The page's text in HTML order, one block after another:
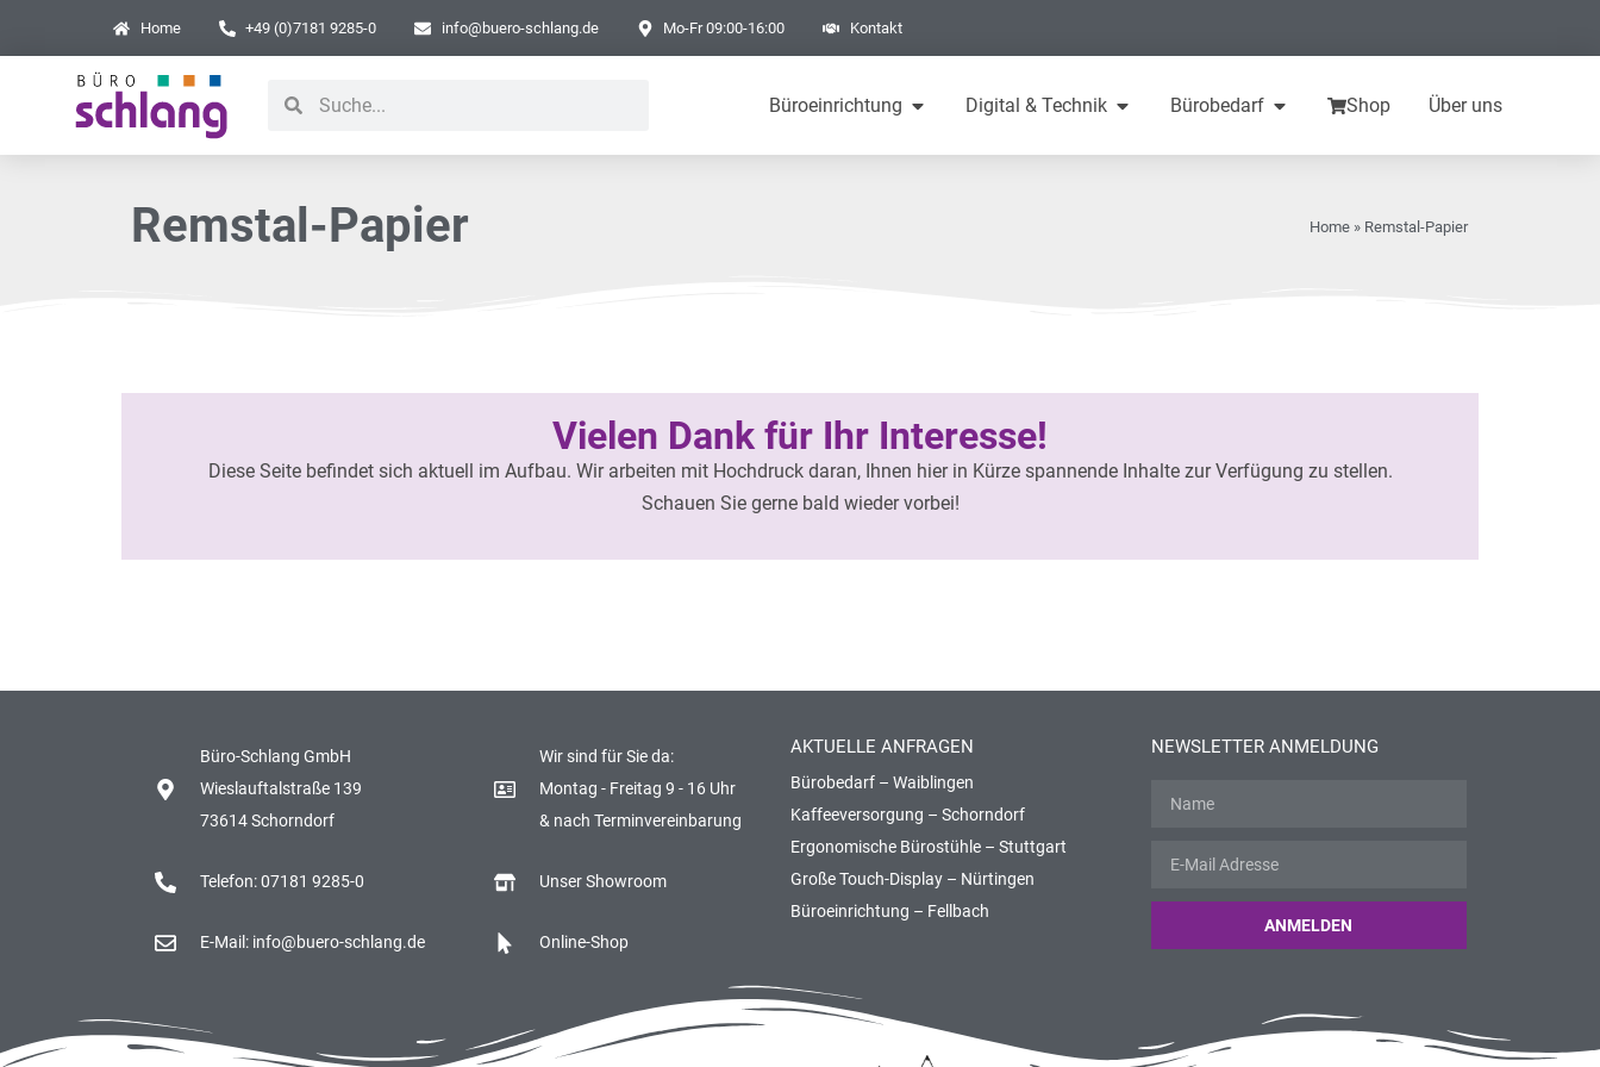
Home +49 (0)7181 9285-0 info@buero-schlang.de Mo-Fr 09:00-16:00 Kontakt
Büroeinrichtung Digital & Technik Bürobedarf Shop Über uns
Remstal-Papier Home » Remstal-Papier
Vielen Dank für Ihr Interesse!
Diese Seite befindet sich aktuell im Aufbau. Wir arbeiten mit Hochdruck daran, Ihnen hier in Kürze spannende Inhalte zur Verfügung zu stellen.
Schauen Sie gerne bald wieder vorbei!
Büro-Schlang GmbH
Wieslauftalstraße 139
73614 Schorndorf
Telefon: 07181 9285-0
E-Mail: info@buero-schlang.de
Wir sind für Sie da:
Montag - Freitag 9 - 16 Uhr
& nach Terminvereinbarung
Unser Showroom
Online-Shop
AKTUELLE ANFRAGEN
Bürobedarf – Waiblingen
Kaffeeversorgung – Schorndorf
Ergonomische Bürostühle – Stuttgart
Große Touch-Display – Nürtingen
Büroeinrichtung – Fellbach
NEWSLETTER ANMELDUNG
ANMELDEN